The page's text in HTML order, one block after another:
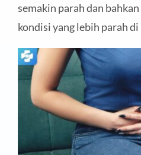
semakin parah dan
kondisi yang lebih parah